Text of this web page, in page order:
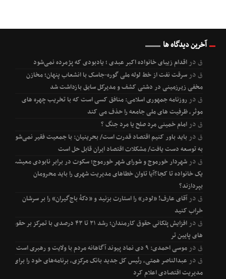
آخرین دیدگاه ها
قدراقدام زیبای خانواده اکبر عبدی ؛ یادبودی که پژمرده نمی‌شود
قدرسرقت نفت از خط لوله ملی گوره-جاسک با انشعاب پنهان؛ مخازن
مخفی زیرزمینی در دشتی کشف و مدیرکل سابق بازداشت شد
قدرروزنامه جمهوری اسلامی: منافق کسی است که با تخریب چهره های
موثر، ظرفیت های ملی جامعه را حذف می کند
قدرامام خمینی مرد صلح یا مرد جنگ ؟
قدرباید باور کنیم اقتصاد قدرت است/ بحرینیان: با جمعیت فقیر نمی‌شود
به توسعه دست یافت/ مشکلات اقتصاد ایران قابل حل است
قدرشهردار خورموج و شورای شهر خورموج؛ سکوت در برابر نابودی معیشت
یک خانواده تا کجا؟آیا تاوان خطاهای مدیریت شهری را باید محرومان
بپردازند؟
قدرآقای عارف! «لودر» را استارت بزنید و «دکۀ باج‌گیران» را بر سرشان
خراب کنید
قدر
افزایش پلکانی حقوق کارمندان؛ رشد ۲۱ تا ۴۳ درصدی با تمرکز بر حقوق
های پایین تر
قدرموسی احمدی: ۹ دی نماد پیوند آگاهانه مردم با ولایت و رهبری است
قدر عبدالناصر همتی، رئیس کل جدید بانک مرکزی، برنامه‌های خود را برای
مدیریت اقتصادی اعلام کرد